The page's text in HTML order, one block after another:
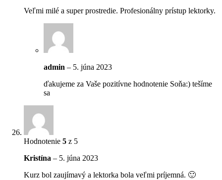
Veľmi milé a super prostredie. Profesionálny prístup lektorky.
admin – 5. júna 2023
ďakujeme za Vaše pozitívne hodnotenie Soňa:) tešíme
sa
Hodnotenie 5 z 5
Kristína – 5. júna 2023
Kurz bol zaujímavý a lektorka bola veľmi príjemná. 🙂